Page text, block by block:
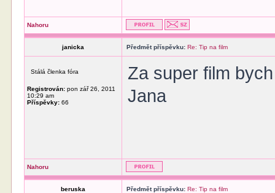
Nahoru
janicka Předmět příspěvku: Re: Tip na film
Stálá členka fóra
Registrován: pon zář 26, 2011
10:29 am
Příspěvky: 66
Za super film
Jana
Nahoru
beruska Předmět příspěvku: Re: Tip na film